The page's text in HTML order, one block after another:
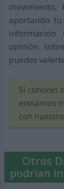
aportando
opinión
puedes
Si conoces
enviarnos
con
Otros
podrían